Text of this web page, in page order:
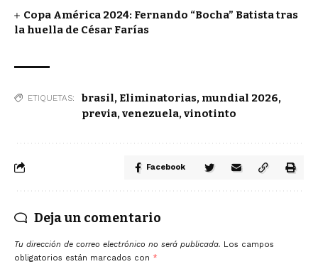
Copa América 2024: Fernando “Bocha” Batista tras
la huella de César Farías
ETIQUETAS: brasil, Eliminatorias, mundial 2026,
previa, venezuela, vinotinto
Facebook
Deja un comentario
Tu dirección de correo electrónico no será publicada. Los campos
obligatorios están marcados con *